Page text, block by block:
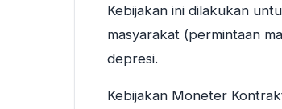
Kebijakan ini dilakukan
masyarakat (permintaan
depresi.
Kebijakan Moneter